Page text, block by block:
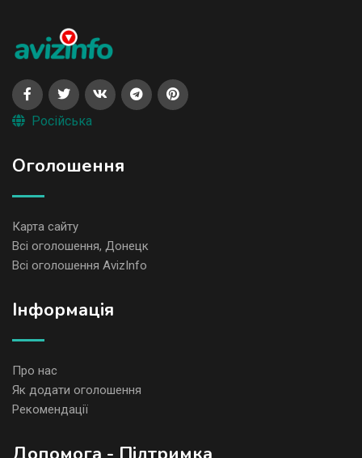
Російська
Оголошення
Карта сайту
Всі оголошення, Донецк
Всі оголошення AvizInfo
Iнформація
Про нас
Як додати оголошення
Рекомендації